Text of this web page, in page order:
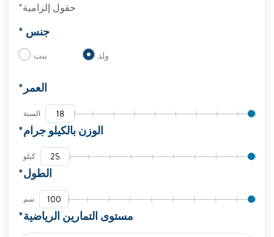
حقول إلزامية*
جنس *
ولد بنت
العمر*
السنة
الوزن بالكيلو جرام*
كيلو
الطول*
سم
مستوى التمارين الرياضية*